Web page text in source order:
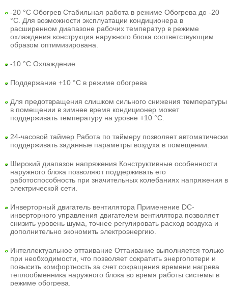
-20 °C Обогрев Стабильная работа в режиме Обогрева до -20
°С. Для возможности эксплуатации кондиционера в
расширенном диапазоне рабочих температур в режиме
охлаждения конструкция наружного блока соответствующим
образом оптимизирована.
-10 °C Охлаждение
Поддержание +10 °С в режиме обогрева
Для предотвращения слишком сильного снижения температуры
в помещении в зимнее время кондиционер может
поддерживать температуру на уровне +10 °С.
24-часовой таймер Работа по таймеру позволяет автоматически
поддерживать заданные параметры воздуха в помещении.
Широкий диапазон напряжения Конструктивные особенности
наружного блока позволяют поддерживать его
работоспособность при значительных колебаниях напряжения в
электрической сети.
Инверторный двигатель вентилятора Применение DC-
инверторного управления двигателем вентилятора позволяет
снизить уровень шума, точнее регулировать расход воздуха и
дополнительно экономить электроэнергию.
Интеллектуальное оттаивание Оттаивание выполняется только
при необходимости, что позволяет сократить энергопотери и
повысить комфортность за счет сокращения времени нагрева
теплообменника наружного блока во время работы системы в
режиме обогрева.